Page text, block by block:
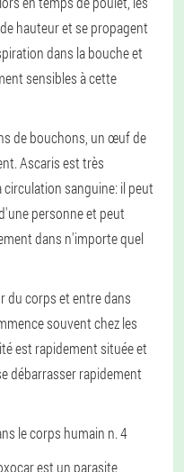
hauteur et se propagent
dans la bouche et
sensibles à cette
de bouchons, un œuf de
Ascaris est très
circulation sanguine: il peut
personne et peut
dans n'importe quel
du corps et entre dans
souvent chez les
est rapidement située et
débarrasser rapidement
le corps humain n. 4
est un parasite